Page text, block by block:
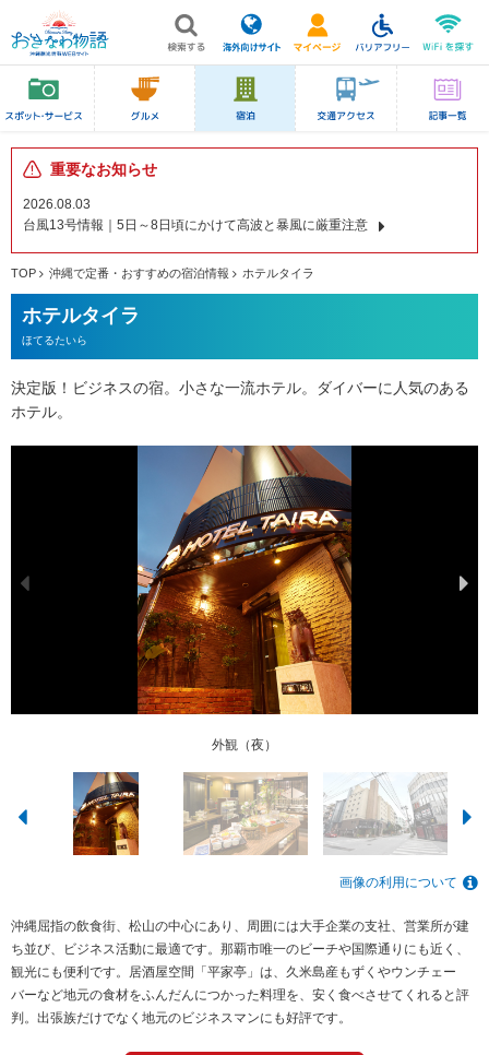
重要なお知らせ
2026.08.03
台風13号情報｜5日～8日頃にかけて高波と暴風に厳重注意
TOP 沖縄で定番・おすすめの宿泊情報 ホテルタイラ
ホテルタイラ
ほてるたいら
決定版！ビジネスの宿。小さな一流ホテル。ダイバーに人気のある
ホテル。
外観（夜）
朝食
外観（昼）
客室（ツイン）
画像の利用について
沖縄屈指の飲食街、松山の中心にあり、周囲には大手企業の支社、営業所が建
ち並び、ビジネス活動に最適です。那覇市唯一のビーチや国際通りにも近く、
観光にも便利です。居酒屋空間「平家亭」は、久米島産もずくやウンチェー
バーなど地元の食材をふんだんにつかった料理を、安く食べさせてくれると評
判。出張族だけでなく地元のビジネスマンにも好評です。